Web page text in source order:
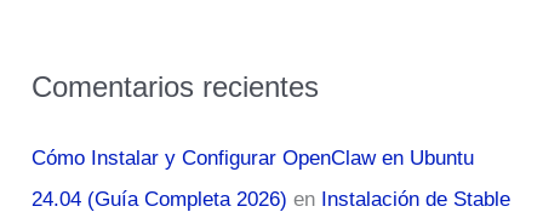
Comentarios recientes
Cómo Instalar y Configurar OpenClaw en Ubuntu
24.04 (Guía Completa 2026) en Instalación de Stable